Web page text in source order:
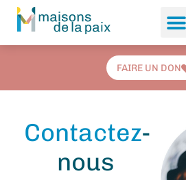
FAIRE UN DON
Contactez-
nous